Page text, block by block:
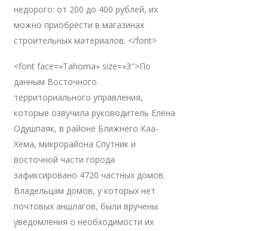
недорого: от 200 до 400 рублей, их
можно приобрести в магазинах
строительных материалов. </font>
<font face=»Tahoma» size=»3″>По
данным Восточного
территориального управления,
которые озвучила руководитель Елена
Одушпаяк, в районе Ближнего Каа-
Хема, микрорайона Спутник и
восточной части города
зафиксировано 4720 частных домов.
Владельцам домов, у которых нет
почтовых аншлагов, были вручены
уведомления о необходимости их